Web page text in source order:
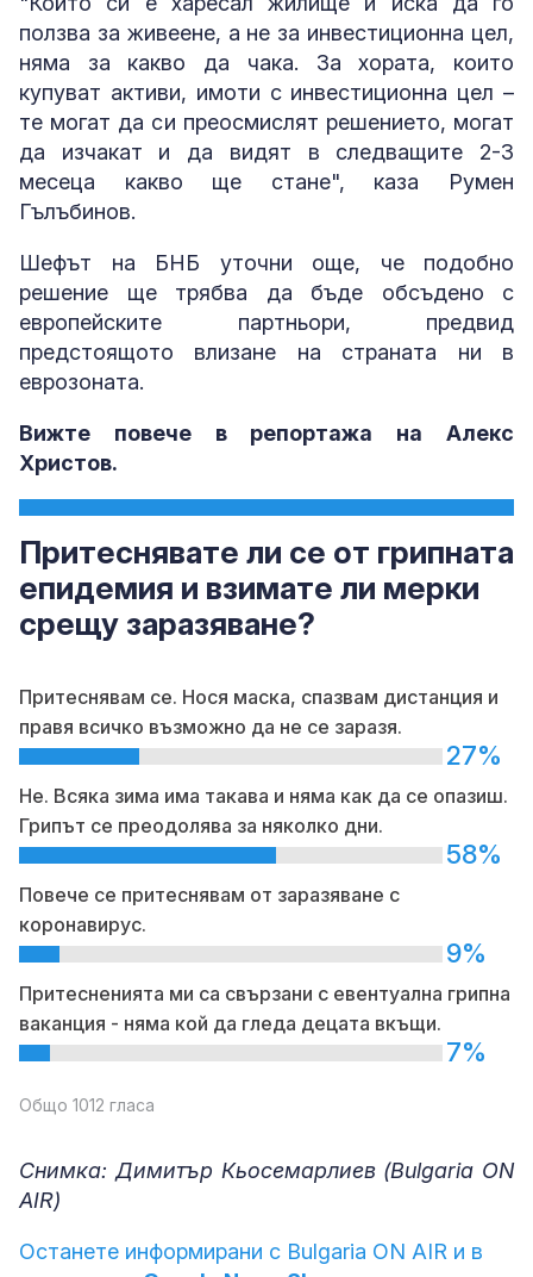
ползва за живеене, а не за инвестиционна цел,
няма за какво да чака. За хората, които
купуват активи, имоти с инвестиционна цел –
те могат да си преосмислят решението, могат
да изчакат и да видят в следващите 2-3
месеца какво ще стане", каза Румен
Гълъбинов.
Шефът на БНБ уточни още, че подобно
решение ще трябва да бъде обсъдено с
европейските партньори, предвид
предстоящото влизане на страната ни в
еврозоната.
Вижте повече в репортажа на Алекс
Христов.
Притеснявате ли се от грипната
епидемия и взимате ли мерки
срещу заразяване?
Притеснявам се. Нося маска, спазвам дистанция и
правя всичко възможно да не се заразя.
27%
Не. Всяка зима има такава и няма как да се опазиш.
Грипът се преодолява за няколко дни.
58%
Повече се притеснявам от заразяване с
коронавирус.
9%
Притесненията ми са свързани с евентуална грипна
ваканция - няма кой да гледа децата вкъщи.
7%
Общо 1012 гласа
Снимка: Димитър Кьосемарлиев (Bulgaria ON
AIR)
Останете информирани с Bulgaria ON AIR и в